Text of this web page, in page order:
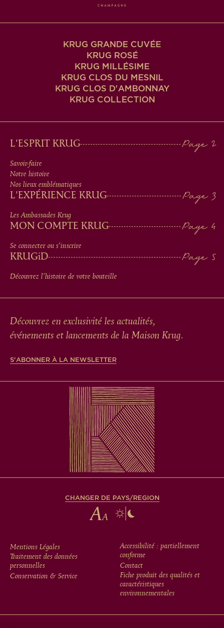
KRUG GRANDE CUVÉE
KRUG ROSÉ
KRUG MILLÉSIME
KRUG CLOS DU MESNIL
KRUG CLOS D'AMBONNAY
KRUG COLLECTION
MAIN
MEN
IN
FOOTER
L'ESPRIT KRUG
Savoir-faire
Notre histoire
Nos lieux emblématiques
L'EXPÉRIENCE KRUG
Les Ambassades Krug
MON COMPTE KRUG
Se connecter ou s'inscrire
KRUGiD
Découvrez l'histoire de votre bouteille
Découvrez en exclusivité les actualités,
événements et lancements de la Maison Krug.
S'ABONNER À LA NEWSLETTER
CHANGER DE PAYS/REGION
FOOTER
MENU
Mentions Légales
Traitement des données
personnelles
Conservation & Service
Accessibilité : partiellement
conforme
Contact
Fiche produit des qualités et
caractéristiques
environnementales